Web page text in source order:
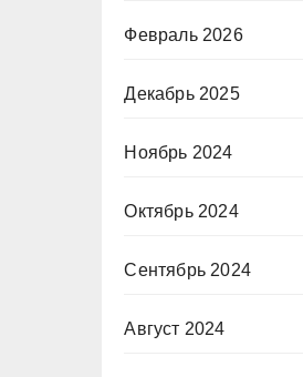
Февраль 2026
Декабрь 2025
Ноябрь 2024
Октябрь 2024
Сентябрь 2024
Август 2024